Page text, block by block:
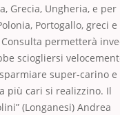
Grecia, Ungheria, e
Portogallo, greci
permetterà
sciogliersi
super-carino
più cari si realizzino. Il
(Longanesi) Andrea